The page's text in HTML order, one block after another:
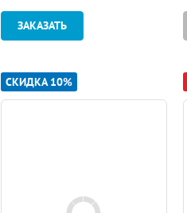
ЗАКАЗАТЬ
СКИДКА 10%